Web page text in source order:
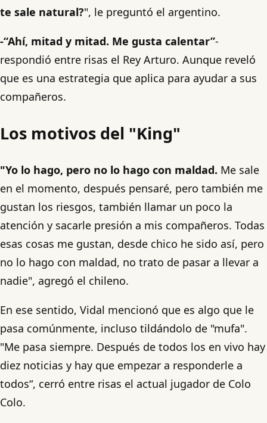
te sale natural?", le preguntó el argentino.
-“Ahí, mitad y mitad. Me gusta calentar”-
respondió entre risas el Rey Arturo. Aunque reveló
que es una estrategia que aplica para ayudar a sus
compañeros.
Los motivos del "King"
"Yo lo hago, pero no lo hago con maldad. Me sale
en el momento, después pensaré, pero también me
gustan los riesgos, también llamar un poco la
atención y sacarle presión a mis compañeros. Todas
esas cosas me gustan, desde chico he sido así, pero
no lo hago con maldad, no trato de pasar a llevar a
nadie", agregó el chileno.
En ese sentido, Vidal mencionó que es algo que le
pasa comúnmente, incluso tildándolo de "mufa".
"Me pasa siempre. Después de todos los en vivo hay
diez noticias y hay que empezar a responderle a
todos“, cerró entre risas el actual jugador de Colo
Colo.